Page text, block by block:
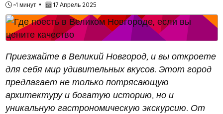
~1 минут 17 Апрель 2025
Приезжайте в Великий Новгород, и вы откроете
для себя мир удивительных вкусов. Этот город
предлагает не только потрясающую
архитектуру и богатую историю, но и
уникальную гастрономическую экскурсию. От